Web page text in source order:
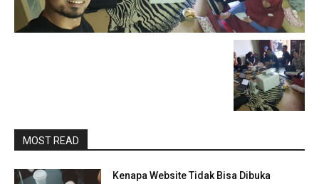
MOST READ
Kenapa Website Tidak Bisa Dibuka